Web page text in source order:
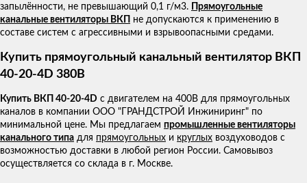
запылённости, не превышающий 0,1 г/м3.
Прямоугольные
канальные вентиляторы ВКП
не допускаются к применению в
составе систем с агрессивными и взрывоопасными средами.
Купить прямоугольный канальный вентилятор ВКП
40-20-4D 380В
Купить ВКП 40-20-4D с двигателем на 400В для прямоугольных
каналов в компании ООО "ГРАНДСТРОЙ Инжиниринг" по
минимальной цене. Мы предлагаем промышленные вентиляторы
канального типа для прямоугольных и круглых воздуховодов с
возможностью доставки в любой регион России. Самовывоз
осуществляется со склада в г. Москве.